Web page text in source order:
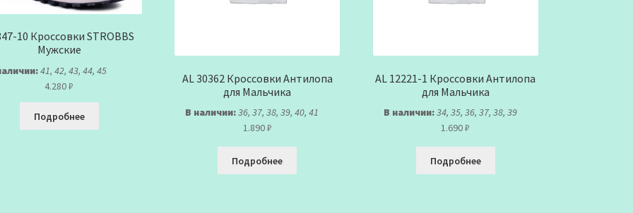
10 Кроссовки STROBBS
Мужские
41, 42, 43, 44, 45
4.280₽
Подробнее
AL 30362 Кроссовки Антилопа
для Мальчика
В наличии:36, 37, 38, 39, 40, 41
1.890₽
Подробнее
AL 12221-1 Кроссовки Антилопа
для Мальчика
В наличии:34, 35, 36, 37, 38, 39
1.690₽
Подробнее